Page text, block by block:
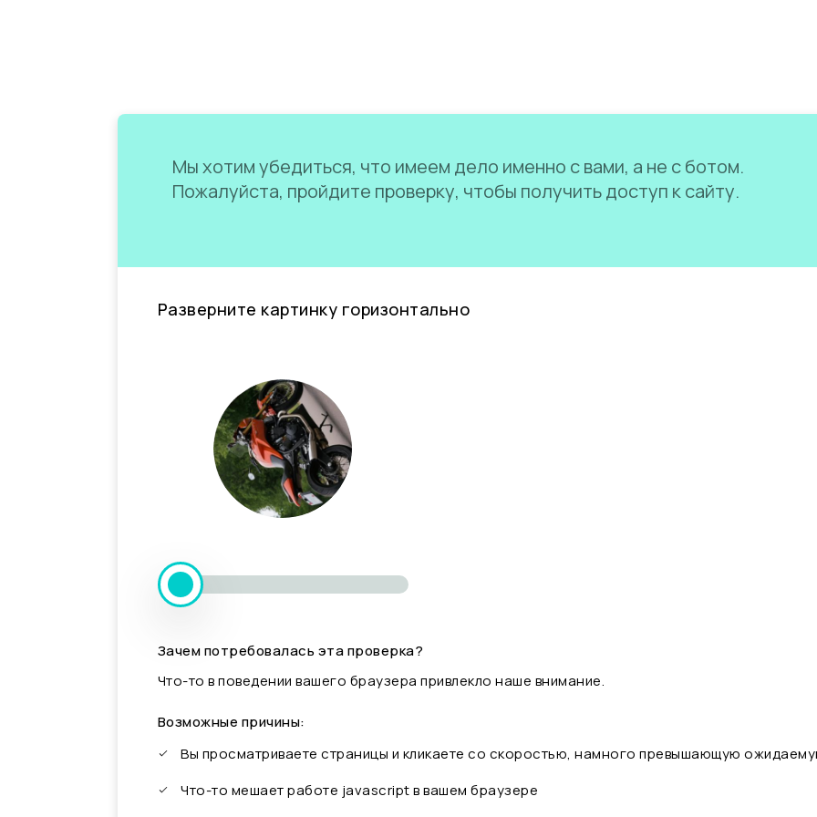
Мы хотим убедиться, что имеем дело именно с вами, а не с ботом.
Пожалуйста, пройдите проверку, чтобы получить доступ к сайту.
Разверните картинку горизонтально
Зачем потребовалась эта проверка?
Что-то в поведении вашего браузера привлекло наше внимание.
Возможные причины:
Вы просматриваете страницы и кликаете со скоростью, намного превышающую
Что-то мешает работе javascript в вашем браузере